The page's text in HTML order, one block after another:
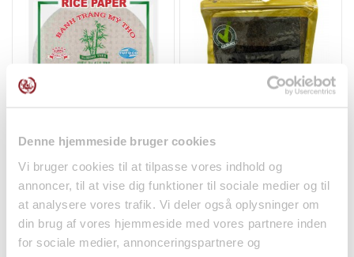
Denne hjemmeside bruger cookies
Vi bruger cookies til at tilpasse vores indhold og
annoncer, til at vise dig funktioner til sociale medier og til
at analysere vores trafik. Vi deler også oplysninger om
din brug af vores hjemmeside med vores partnere inden
for sociale medier, annonceringspartnere og
Rispapir Rund 22cm
干货
kr35.00
Sushi Nori Tang Hele
干货
kr145.00